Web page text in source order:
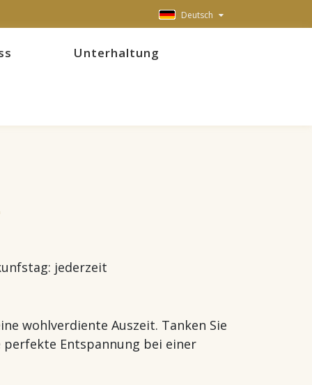
Deutsch
Unterhaltung
jederzeit
wohlverdiente Auszeit. Tanken Sie
perfekte Entspannung bei einer